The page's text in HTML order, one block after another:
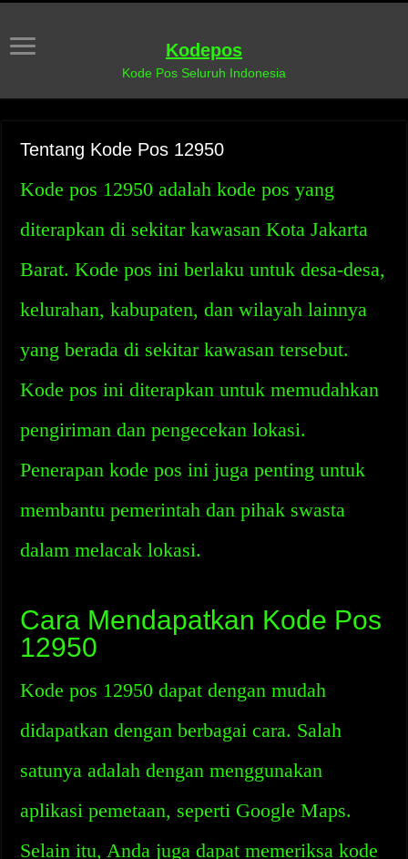
Kodepos
Kode Pos Seluruh Indonesia
Tentang Kode Pos 12950
Kode pos 12950 adalah kode pos yang
diterapkan di sekitar kawasan Kota Jakarta
Barat. Kode pos ini berlaku untuk desa-desa,
kelurahan, kabupaten, dan wilayah lainnya
yang berada di sekitar kawasan tersebut.
Kode pos ini diterapkan untuk memudahkan
pengiriman dan pengecekan lokasi.
Penerapan kode pos ini juga penting untuk
membantu pemerintah dan pihak swasta
dalam melacak lokasi.
Cara Mendapatkan Kode Pos
12950
Kode pos 12950 dapat dengan mudah
didapatkan dengan berbagai cara. Salah
satunya adalah dengan menggunakan
aplikasi pemetaan, seperti Google Maps.
Selain itu, Anda juga dapat memeriksa kode